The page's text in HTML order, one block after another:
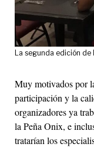
La segunda edición de
Muy motivados por
participación y la
organizadores ya
la Peña Onix, e
tratarían los